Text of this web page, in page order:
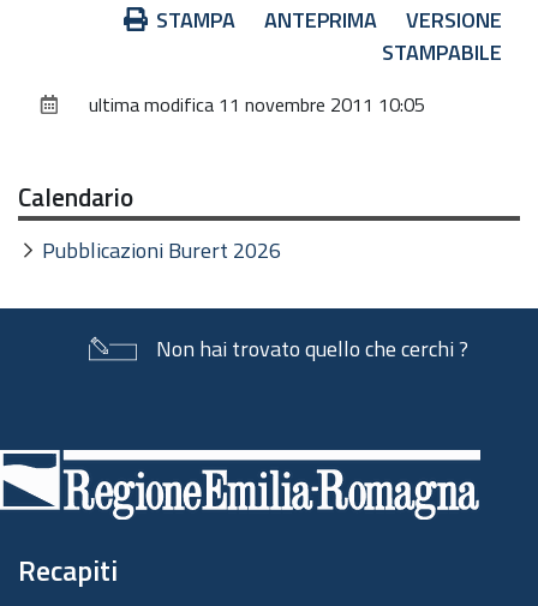
STAMPA ANTEPRIMA
VERSIONE
STAMPABILE
ultima modifica 11 novembre 2011 10:05
Calendario
Pubblicazioni Burert 2026
Non hai trovato quello che cerchi ?
di
pagina
Recapiti